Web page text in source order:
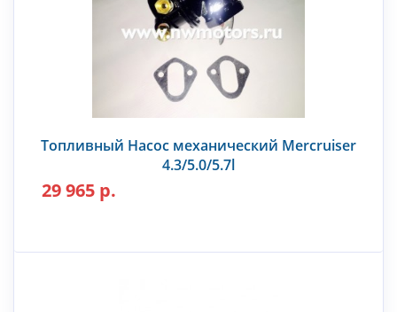
Топливный Насос механический Mercruiser
4.3/5.0/5.7l
29 965 р.